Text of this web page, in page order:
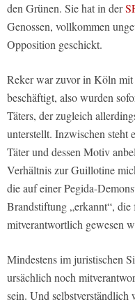
den Grünen. Sie hat in der
Genossen, vollkommen
Opposition geschickt.
Reker war zuvor in Köln
beschäftigt, also wurden
Täters, der zugleich
unterstellt. Inzwischen steht
Täter und dessen Motiv
Verhältnis zur Guillotine
die auf einer Pegida-
Brandstiftung „erkannt“, die
mitverantwortlich gewesen
Mindestens im juristischen
ursächlich noch
sein. Und selbstverständlich